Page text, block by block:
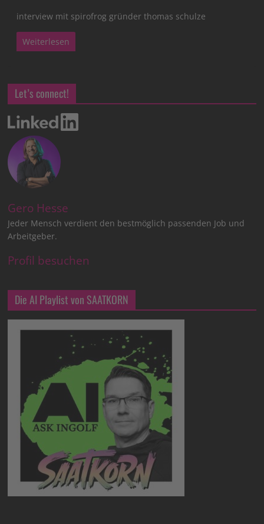
interview mit spirofrog gründer thomas schulze
Weiterlesen
Let’s connect!
Gero Hesse
Jeder Mensch verdient den bestmöglich passenden Job und
Arbeitgeber.
Profil besuchen
Die AI Playlist von SAATKORN